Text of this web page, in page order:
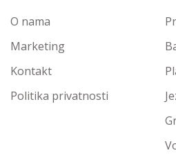
O nama
Marketing
Kontakt
Politika privatnosti